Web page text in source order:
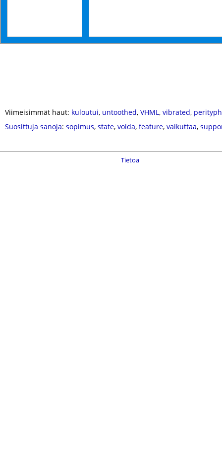
Viimeisimmät haut: kuloutui, untoothed, VHML, vibrated,
Suosittuja sanoja: sopimus, state, voida, feature, vaikuttaa,
Tietoa